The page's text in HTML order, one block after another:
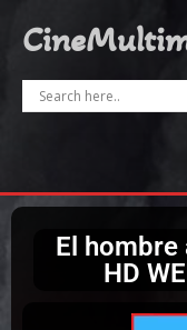
El hombre
HD